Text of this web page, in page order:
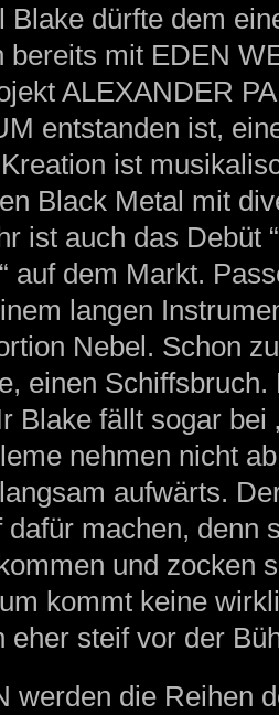
Blake dürfte dem
bereits mit EDEN
ALEXANDER
entstanden ist,
ist
Black Metal mit
ist auch das Debüt
auf dem Markt.
langen
Nebel. Schon
einen
Blake fällt sogar bei
nehmen nicht
aufwärts.
dafür machen, denn
und zocken
kommt keine
eher steif vor der
werden die Reihen